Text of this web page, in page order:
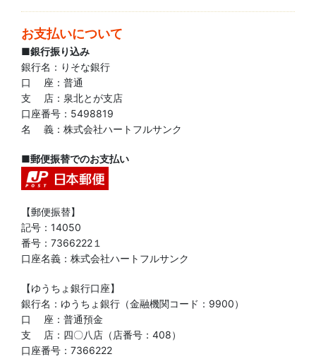
お支払いについて
■銀行振り込み
銀行名：りそな銀行
口 座：普通
支 店：泉北とが支店
口座番号：5498819
名 義：株式会社ハートフルサンク
■郵便振替でのお支払い
【郵便振替】
記号：14050
番号：7366222１
口座名義：株式会社ハートフルサンク
【ゆうちょ銀行口座】
銀行名：ゆうちょ銀行（金融機関コード：9900）
口 座：普通預金
支 店：四〇八店（店番号：408）
口座番号：7366222